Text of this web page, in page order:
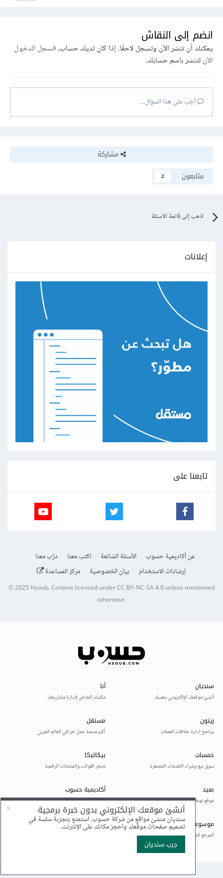
انضم إلى النقاش
يمكنك أن تنشر الآن وتسجل لاحقًا. إذا كان لديك حساب،فسجل الدخول
الآنلتنشر باسم حسابك.
أجب على هذا السؤال...
مشاركة
متابعون
2
اذهب إلى قائمة الأسئلة
إعلانات
تابعنا على
عن أكاديمية حسوب الأسئلة الشائعة اكتب معنا
درّب معنا
إرشادات الاستخدام
بيان الخصوصية مركز المساعدة
© 2025Hsoub.Content licensed underCC BY-NC-SA 4.0unless mentioned
otherwise.